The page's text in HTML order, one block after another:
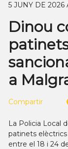
5 JUNY DE 2026
Dinou
a
Compartir
La Policia Local
patinets
entre el 18 i 24